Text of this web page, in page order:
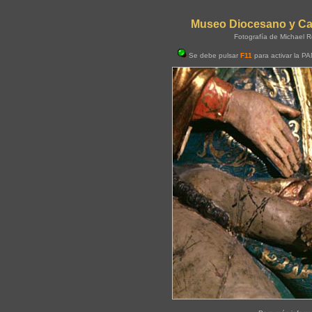
Museo Diocesano y
Fotografía de Michael
Se debe pulsar F11 para activar la